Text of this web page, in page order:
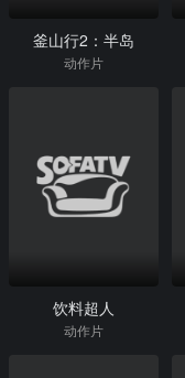
釜山行2：半岛
动作片
饮料超人
动作片